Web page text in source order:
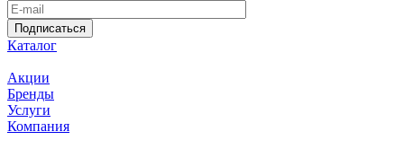
Подписаться
Каталог
Акции
Бренды
Услуги
Компания